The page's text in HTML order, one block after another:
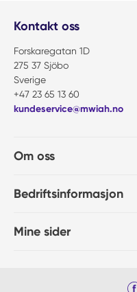
Kontakt oss
Forskaregatan 1D
275 37 Sjöbo
Sverige
+47 23 65 13 60
kundeservice@mwiah.no
Om oss
Bedriftsinformasjon
Mine sider